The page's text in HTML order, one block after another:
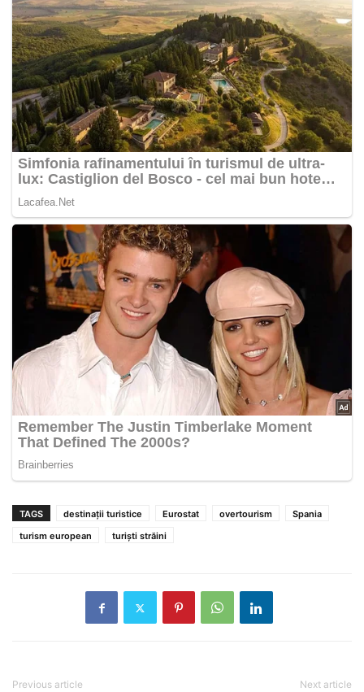
TAGS destinații turistice Eurostat overtourism
Spania
turism european
turiști străini
Previous article Next article